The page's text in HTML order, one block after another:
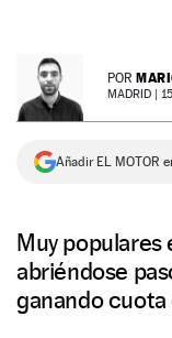
NEWSLETTER POR
MADRID |
Añadir EL MOTOR
Muy populares
abriéndose
ganando